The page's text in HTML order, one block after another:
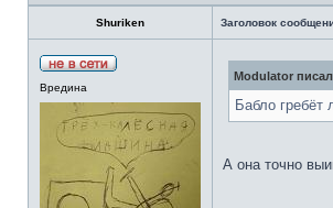
Shuriken Заголовок
Вредина
Modulator
Бабло гребёт
А она точно